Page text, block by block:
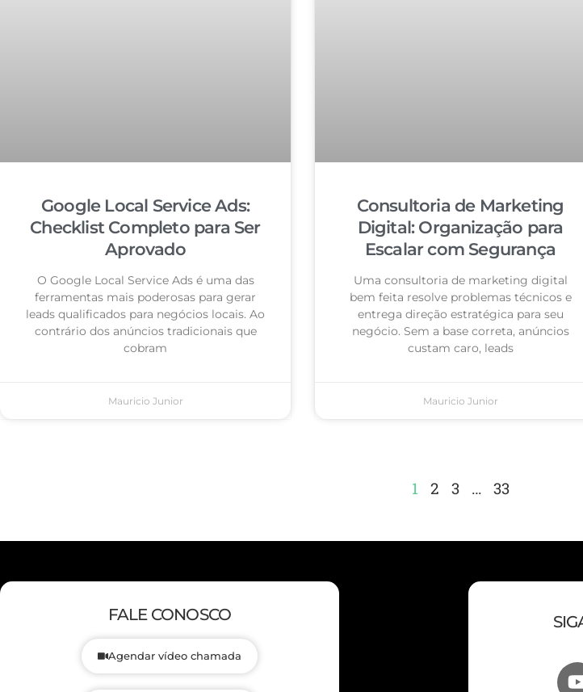
Google Local Service Ads:
Checklist Completo para Ser
Aprovado
O Google Local Service Ads é uma das
ferramentas mais poderosas para gerar
leads qualificados para negócios locais. Ao
contrário dos anúncios tradicionais que
cobram
Mauricio Junior
Consultoria de Marketing
Digital: Organização para
Escalar com Segurança
Uma consultoria de marketing digital
bem feita resolve problemas técnicos e
entrega direção estratégica para seu
negócio. Sem a base correta, anúncios
custam caro, leads
Mauricio Junior
1 2 3 … 33
FALE CONOSCO
Agendar vídeo chamada